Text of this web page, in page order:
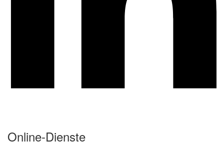
Online-Dienste